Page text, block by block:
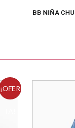
BB NIÑA
¡OFER